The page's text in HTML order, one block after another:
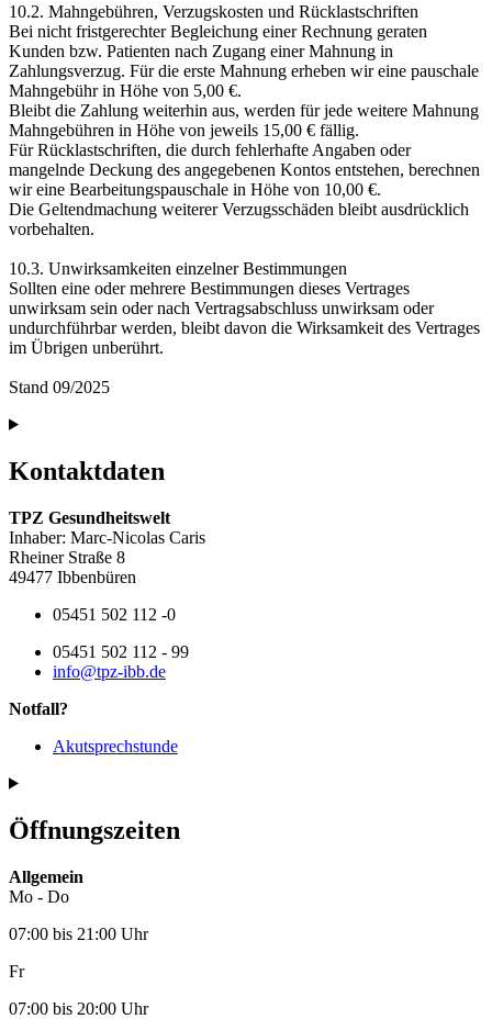
10.2. Mahngebühren, Verzugskosten und Rücklastschriften
Bei nicht fristgerechter Begleichung einer Rechnung geraten
Kunden bzw. Patienten nach Zugang einer Mahnung in
Zahlungsverzug. Für die erste Mahnung erheben wir eine pauschale
Mahngebühr in Höhe von 5,00 €.
Bleibt die Zahlung weiterhin aus, werden für jede weitere Mahnung
Mahngebühren in Höhe von jeweils 15,00 € fällig.
Für Rücklastschriften, die durch fehlerhafte Angaben oder
mangelnde Deckung des angegebenen Kontos entstehen, berechnen
wir eine Bearbeitungspauschale in Höhe von 10,00 €.
Die Geltendmachung weiterer Verzugsschäden bleibt ausdrücklich
vorbehalten.
10.3. Unwirksamkeiten einzelner Bestimmungen
Sollten eine oder mehrere Bestimmungen dieses Vertrages
unwirksam sein oder nach Vertragsabschluss unwirksam oder
undurchführbar werden, bleibt davon die Wirksamkeit des Vertrages
im Übrigen unberührt.
Stand 09/2025
Kontaktdaten
TPZ Gesundheitswelt
Inhaber: Marc-Nicolas Caris
Rheiner Straße 8
49477 Ibbenbüren
05451 502 112 -0
05451 502 112 - 99
info@tpz-ibb.de
Notfall?
Akutsprechstunde
Öffnungszeiten
Allgemein
Mo - Do
07:00 bis 21:00 Uhr
Fr
07:00 bis 20:00 Uhr